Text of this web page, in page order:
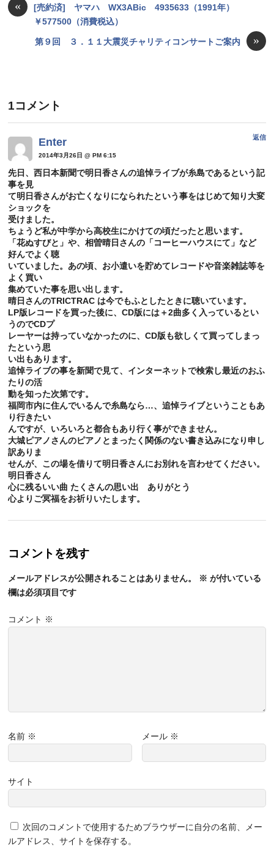
«
[売約済] ヤマハ WX3ABic 4935633（1991年）
￥577500（消費税込）
»
第９回 ３．１１大震災チャリティコンサートご案内
1コメント
Enter
2014年3月26日@ PM 6:15
先日、西日本新聞で明日香さんの追悼ライブが糸島であるという記
事を見
て明日香さんがお亡くなりになられたという事をはじめて知り大変
ショックを
受けました。
ちょうど私が中学から高校生にかけての頃だったと思います。
「花ぬすびと」や、相曽晴日さんの「コーヒーハウスにて」など
好んでよく聴
いていました。あの頃、お小遣いを貯めてレコードや音楽雑誌等を
よく買い
集めていた事を思い出します。
晴日さんのTRICTRAC は今でもふとしたときに聴いています。
LP版レコードを買った後に、CD版には＋2曲多く入っているとい
うのでCDプ
レーヤーは持っていなかったのに、CD版も欲しくて買ってしまっ
たという思
い出もあります。
追悼ライブの事を新聞で見て、インターネットで検索し最近のおふ
たりの活
動を知った次第です。
福岡市内に住んでいるんで糸島なら…、追悼ライブということもあ
り行きたい
んですが、いろいろと都合もあり行く事ができません。
大城ピアノさんのピアノとまったく関係のない書き込みになり申し
訳ありま
せんが、この場を借りて明日香さんにお別れを言わせてください。
明日香さん
心に残るいい曲 たくさんの思い出 ありがとう
心よりご冥福をお祈りいたします。
返信
コメントを残す
メールアドレスが公開されることはありません。 ※ が付いている
欄は必須項目です
コメント ※
名前 ※ メール ※
サイト
次回のコメントで使用するためブラウザーに自分の名前、メー
ルアドレス、サイトを保存する。